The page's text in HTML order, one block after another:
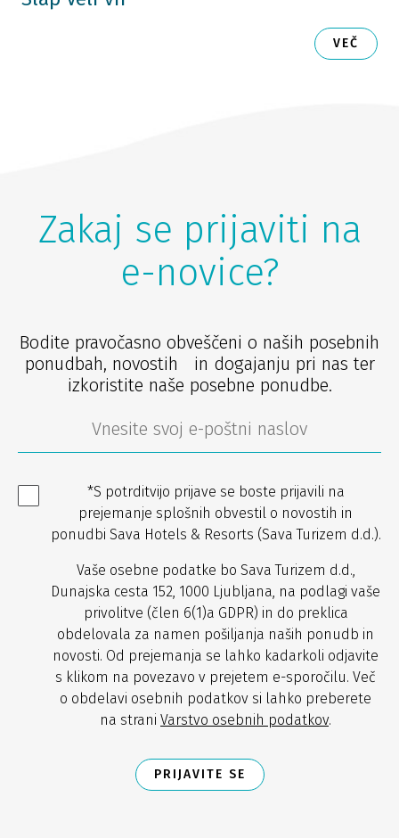
VEČ
Zakaj se prijaviti na
e-novice?
Bodite pravočasno obveščeni o naših posebnih
ponudbah, novostih in dogajanju pri nas ter
izkoristite naše posebne ponudbe.
*S potrditvijo prijave se boste prijavili na
prejemanje splošnih obvestil o novostih in
ponudbi Sava Hotels & Resorts (Sava Turizem d.d.).
Vaše osebne podatke bo Sava Turizem d.d.,
Dunajska cesta 152, 1000 Ljubljana, na podlagi vaše
privolitve (člen 6(1)a GDPR) in do preklica
obdelovala za namen pošiljanja naših ponudb in
novosti. Od prejemanja se lahko kadarkoli odjavite
s klikom na povezavo v prejetem e-sporočilu. Več
o obdelavi osebnih podatkov si lahko preberete
na strani Varstvo osebnih podatkov.
PRIJAVITE SE